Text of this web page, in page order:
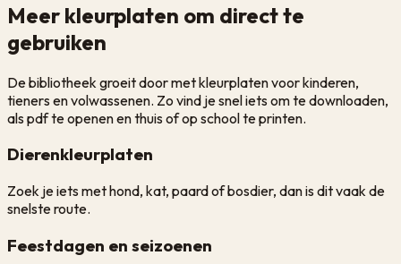
Meer kleurplaten om direct te
gebruiken
De bibliotheek groeit door met kleurplaten voor kinderen,
tieners en volwassenen. Zo vind je snel iets om te downloaden,
als pdf te openen en thuis of op school te printen.
Dierenkleurplaten
Zoek je iets met hond, kat, paard of bosdier, dan is dit vaak de
snelste route.
Feestdagen en seizoenen